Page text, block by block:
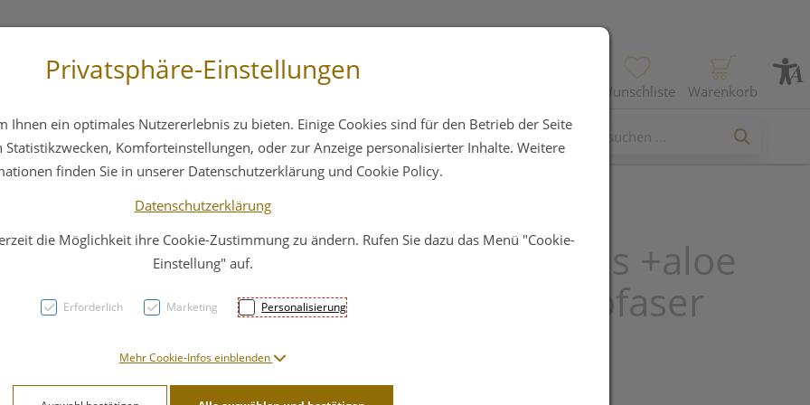
Wunschliste Warenkorb
Hautpflege Familie Nahrungsergänzung
Bel Premium Pads +aloe
Vera +vitb5 Microfaser
PZN: 3088099
Privatsphäre-Einstellungen
Ihnen ein optimales Nutzererlebnis zu bieten. Einige Cookies sind für den Betrieb der Seite
Komforteinstellungen, oder zur Anzeige personalisierter Inhalte. Weitere
finden Sie in unserer Datenschutzerklärung und Cookie Policy.
Datenschutzerklärung
die Möglichkeit ihre Cookie-Zustimmung zu ändern. Rufen Sie dazu das Menü "Cookie-
Einstellung" auf.
Erforderlich Marketing Personalisierung
Mehr Cookie-Infos einblenden